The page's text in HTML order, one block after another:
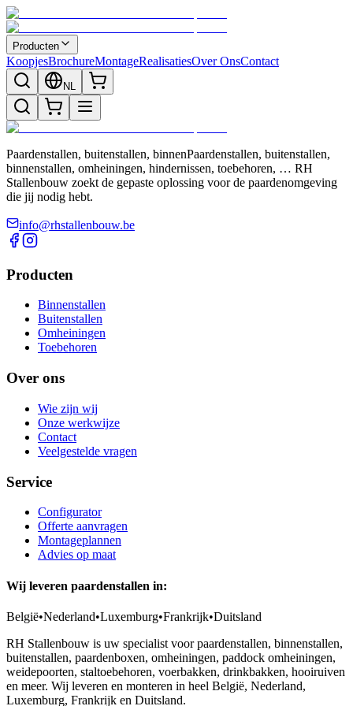
Producten
KoopjesBrochureMontageRealisatiesOver OnsContact
NL
Paardenstallen, buitenstallen, binnenPaardenstallen, buitenstallen,
binnenstallen, omheiningen, hindernissen, toebehoren, … RH
Stallenbouw zoekt de gepaste oplossing voor de paardenomgeving
die jij nodig hebt.
info@rhstallenbouw.be
Producten
Binnenstallen
Buitenstallen
Omheiningen
Toebehoren
Over ons
Wie zijn wij
Onze werkwijze
Contact
Veelgestelde vragen
Service
Configurator
Offerte aanvragen
Montageplannen
Advies op maat
Wij leveren paardenstallen in:
België•Nederland•Luxemburg•Frankrijk•Duitsland
RH Stallenbouw is uw specialist voor paardenstallen, binnenstallen,
buitenstallen, paardenboxen, omheiningen, paddock omheiningen,
weidepoorten, staltoebehoren, voerbakken, drinkbakken, hooiruiven
en meer. Wij leveren en monteren in heel België, Nederland,
Luxemburg, Frankrijk en Duitsland.